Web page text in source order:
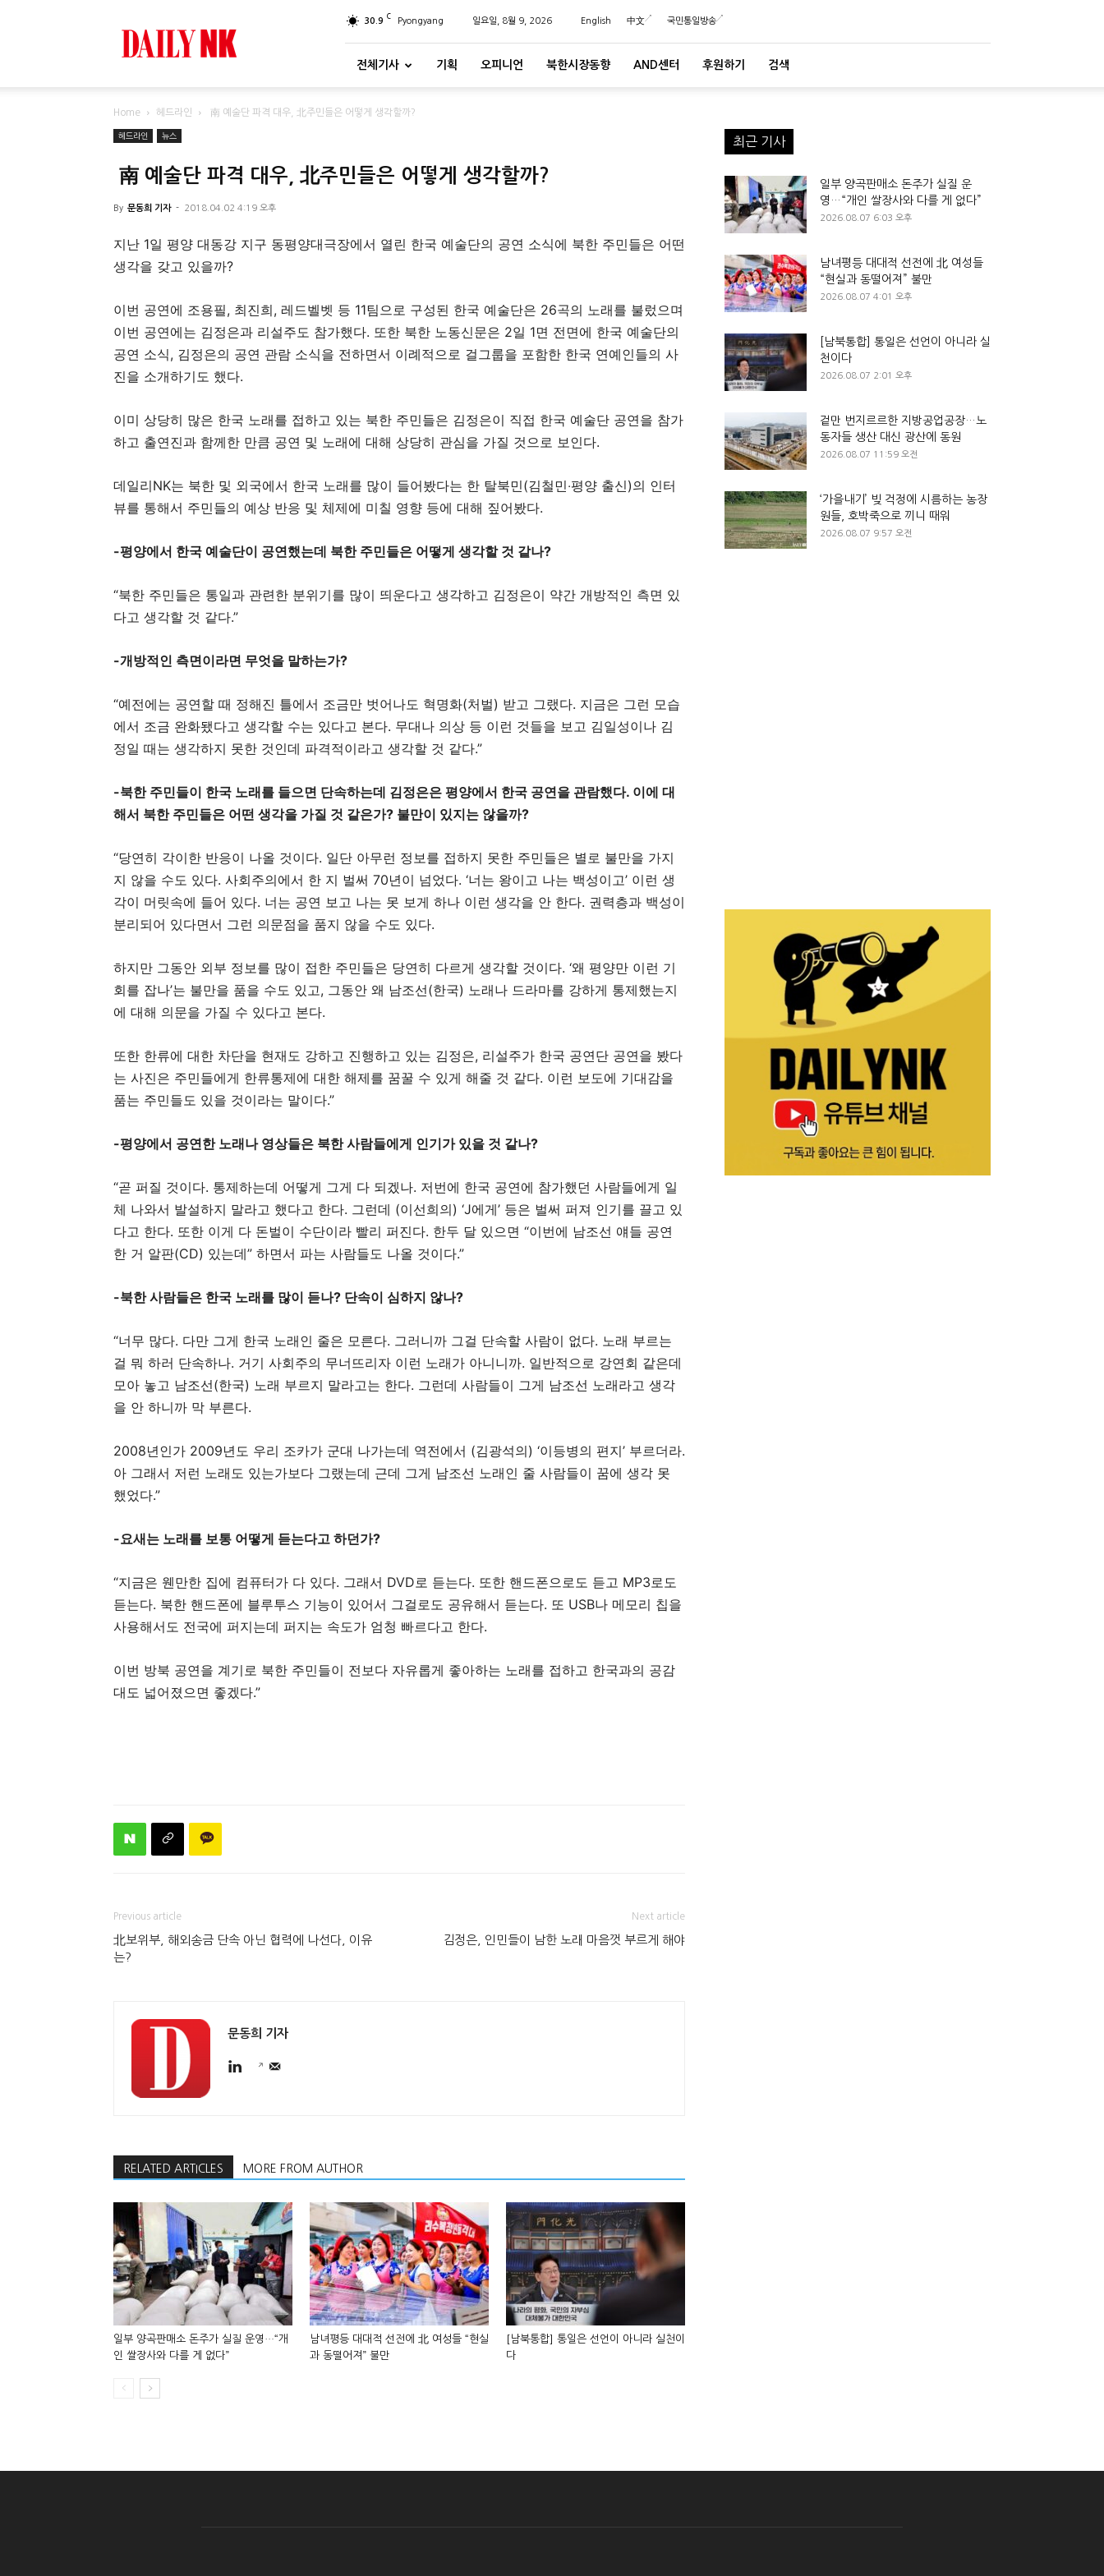
30.9 C Pyongyang 일요일, 8월 9, 2026 English 中文 국민통일방송
전체기사 기획 오피니언 북한시장동향 AND센터 후원하기 검색
Home 헤드라인 南 예술단 파격 대우, 北주민들은 어떻게 생각할까?
헤드라인 뉴스
南 예술단 파격 대우, 北주민들은 어떻게 생각할까?
By 문동희 기자 - 2018.04.02 4:19 오후
지난 1일 평양 대동강 지구 동평양대극장에서 열린 한국 예술단의 공연 소식에 북한 주민들은 어떤
생각을 갖고 있을까?
이번 공연에 조용필, 최진희, 레드벨벳 등 11팀으로 구성된 한국 예술단은 26곡의 노래를 불렀으며
이번 공연에는 김정은과 리설주도 참가했다. 또한 북한 노동신문은 2일 1면 전면에 한국 예술단의
공연 소식, 김정은의 공연 관람 소식을 전하면서 이례적으로 걸그룹을 포함한 한국 연예인들의 사
진을 소개하기도 했다.
이미 상당히 많은 한국 노래를 접하고 있는 북한 주민들은 김정은이 직접 한국 예술단 공연을 참가
하고 출연진과 함께한 만큼 공연 및 노래에 대해 상당히 관심을 가질 것으로 보인다.
데일리NK는 북한 및 외국에서 한국 노래를 많이 들어봤다는 한 탈북민(김철민‧평양 출신)의 인터
뷰를 통해서 주민들의 예상 반응 및 체제에 미칠 영향 등에 대해 짚어봤다.
-평양에서 한국 예술단이 공연했는데 북한 주민들은 어떻게 생각할 것 같나?
“북한 주민들은 통일과 관련한 분위기를 많이 띄운다고 생각하고 김정은이 약간 개방적인 측면 있
다고 생각할 것 같다.”
-개방적인 측면이라면 무엇을 말하는가?
“예전에는 공연할 때 정해진 틀에서 조금만 벗어나도 혁명화(처벌) 받고 그랬다. 지금은 그런 모습
에서 조금 완화됐다고 생각할 수는 있다고 본다. 무대나 의상 등 이런 것들을 보고 김일성이나 김
정일 때는 생각하지 못한 것인데 파격적이라고 생각할 것 같다.”
-북한 주민들이 한국 노래를 들으면 단속하는데 김정은은 평양에서 한국 공연을 관람했다. 이에 대
해서 북한 주민들은 어떤 생각을 가질 것 같은가? 불만이 있지는 않을까?
“당연히 각이한 반응이 나올 것이다. 일단 아무런 정보를 접하지 못한 주민들은 별로 불만을 가지
지 않을 수도 있다. 사회주의에서 한 지 벌써 70년이 넘었다. ‘너는 왕이고 나는 백성이고’ 이런 생
각이 머릿속에 들어 있다. 너는 공연 보고 나는 못 보게 하나 이런 생각을 안 한다. 권력층과 백성이
분리되어 있다면서 그런 의문점을 품지 않을 수도 있다.
하지만 그동안 외부 정보를 많이 접한 주민들은 당연히 다르게 생각할 것이다. ‘왜 평양만 이런 기
회를 잡나’는 불만을 품을 수도 있고, 그동안 왜 남조선(한국) 노래나 드라마를 강하게 통제했는지
에 대해 의문을 가질 수 있다고 본다.
또한 한류에 대한 차단을 현재도 강하고 진행하고 있는 김정은, 리설주가 한국 공연단 공연을 봤다
는 사진은 주민들에게 한류통제에 대한 해제를 꿈꿀 수 있게 해줄 것 같다. 이런 보도에 기대감을
품는 주민들도 있을 것이라는 말이다.”
-평양에서 공연한 노래나 영상들은 북한 사람들에게 인기가 있을 것 같나?
“곧 퍼질 것이다. 통제하는데 어떻게 그게 다 되겠나. 저번에 한국 공연에 참가했던 사람들에게 일
체 나와서 발설하지 말라고 했다고 한다. 그런데 (이선희의) ‘J에게’ 등은 벌써 퍼져 인기를 끌고 있
다고 한다. 또한 이게 다 돈벌이 수단이라 빨리 퍼진다. 한두 달 있으면 “이번에 남조선 얘들 공연
한 거 알판(CD) 있는데” 하면서 파는 사람들도 나올 것이다.”
-북한 사람들은 한국 노래를 많이 듣나? 단속이 심하지 않나?
“너무 많다. 다만 그게 한국 노래인 줄은 모른다. 그러니까 그걸 단속할 사람이 없다. 노래 부르는
걸 뭐 하러 단속하나. 거기 사회주의 무너뜨리자 이런 노래가 아니니까. 일반적으로 강연회 같은데
모아 놓고 남조선(한국) 노래 부르지 말라고는 한다. 그런데 사람들이 그게 남조선 노래라고 생각
을 안 하니까 막 부른다.
2008년인가 2009년도 우리 조카가 군대 나가는데 역전에서 (김광석의) ‘이등병의 편지’ 부르더라.
아 그래서 저런 노래도 있는가보다 그랬는데 근데 그게 남조선 노래인 줄 사람들이 꿈에 생각 못
했었다.”
-요새는 노래를 보통 어떻게 듣는다고 하던가?
“지금은 웬만한 집에 컴퓨터가 다 있다. 그래서 DVD로 듣는다. 또한 핸드폰으로도 듣고 MP3로도
듣는다. 북한 핸드폰에 블루투스 기능이 있어서 그걸로도 공유해서 듣는다. 또 USB나 메모리 칩을
사용해서도 전국에 퍼지는데 퍼지는 속도가 엄청 빠르다고 한다.
이번 방북 공연을 계기로 북한 주민들이 전보다 자유롭게 좋아하는 노래를 접하고 한국과의 공감
대도 넓어졌으면 좋겠다.”
Previous article
北보위부, 해외송금 단속 아닌 협력에 나선다, 이유
는?
Next article
김정은, 인민들이 남한 노래 마음껏 부르게 해야
문동희 기자
RELATED ARTICLES MORE FROM AUTHOR
일부 양곡판매소 돈주가 실질 운영…“개
인 쌀장사와 다를 게 없다”
남녀평등 대대적 선전에 北 여성들 “현실
과 동떨어져” 불만
[남북통합] 통일은 선언이 아니라 실천이
다
최근 기사
일부 양곡판매소 돈주가 실질 운
영…“개인 쌀장사와 다를 게 없다”
2026.08.07 6:03 오후
남녀평등 대대적 선전에 北 여성들
“현실과 동떨어져” 불만
2026.08.07 4:01 오후
[남북통합] 통일은 선언이 아니라 실
천이다
2026.08.07 2:01 오후
겉만 번지르르한 지방공업공장…노
동자들 생산 대신 광산에 동원
2026.08.07 11:59 오전
‘가을내기’ 빚 걱정에 시름하는 농장
원들, 호박죽으로 끼니 때워
2026.08.07 9:57 오전